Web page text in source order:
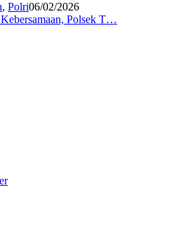
, Polri06/02/2026
Polsek T…